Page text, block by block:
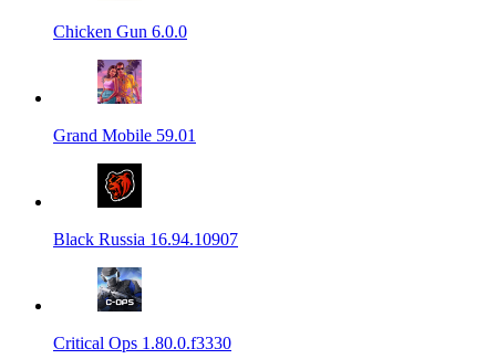
Chicken Gun 6.0.0
Grand Mobile 59.01
Black Russia 16.94.10907
Critical Ops 1.80.0.f3330